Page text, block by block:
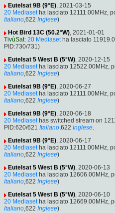
Eutelsat 9B (9°E), 2021-03-15
20 Mediasetha lasciato 12111.00MHz,
Italiano,622 Inglese)
Hot Bird 13C (50.2°W), 2021-01-01
TivùSat: 20 Mediasetha lasciato
PID:730/731)
Eutelsat 5 West B (5°W), 2020-12-15
20 Mediasetha lasciato 12522.00MHz,
Italiano,622 Inglese)
Eutelsat 9B (9°E), 2020-06-27
20 Mediasetha lasciato 12111.00MHz,
Italiano,622 Inglese)
Eutelsat 9B (9°E), 2020-06-18
20 Mediasethas switched stream on
PID:620/621 Italiano,622 Inglese.
Eutelsat 9B (9°E), 2020-06-17
20 Mediasetha lasciato 12111.00MHz,
Italiano,622 Inglese)
Eutelsat 5 West B (5°W), 2020-06-13
20 Mediasetha lasciato 12606.00MHz,
Italiano,622 Inglese)
Eutelsat 5 West B (5°W), 2020-06-10
20 Mediasetha lasciato 12669.00MHz,
Italiano,622 Inglese)